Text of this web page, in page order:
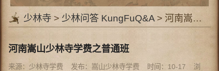
少林寺> 少林问答 KungFuQ&A> 河南嵩山少林寺学费之普通班
河南嵩山少林寺学费之普通班
来源：少林寺学费 发布：嵩山少林寺学费 时间：10-17 浏